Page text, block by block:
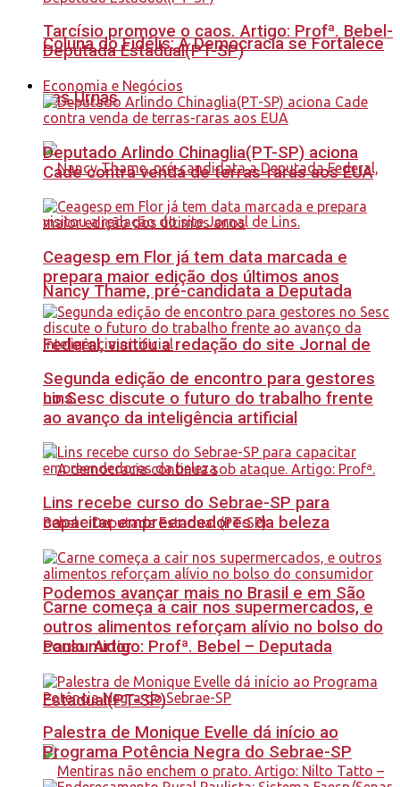
Coluna do Fidélis: A Democracia se Fortalece
nas Urnas
Nancy Thame, pré-candidata a Deputada
Federal, visitou a redação do site Jornal de
Lins.
Podemos avançar mais no Brasil e em São
Paulo. Artigo: Profª. Bebel – Deputada
Estadual(PT-SP)
Tarcísio promove o caos. Artigo: Profª. Bebel-
Deputada Estadual(PT-SP)
Economia e Negócios
Deputado Arlindo Chinaglia(PT-SP) aciona
Cade contra venda de terras-raras aos EUA
Ceagesp em Flor já tem data marcada e
prepara maior edição dos últimos anos
Segunda edição de encontro para gestores
no Sesc discute o futuro do trabalho frente
ao avanço da inteligência artificial
Lins recebe curso do Sebrae-SP para
capacitar empreendedores da beleza
Carne começa a cair nos supermercados, e
outros alimentos reforçam alívio no bolso do
consumidor
Palestra de Monique Evelle dá início ao
Programa Potência Negra do Sebrae-SP